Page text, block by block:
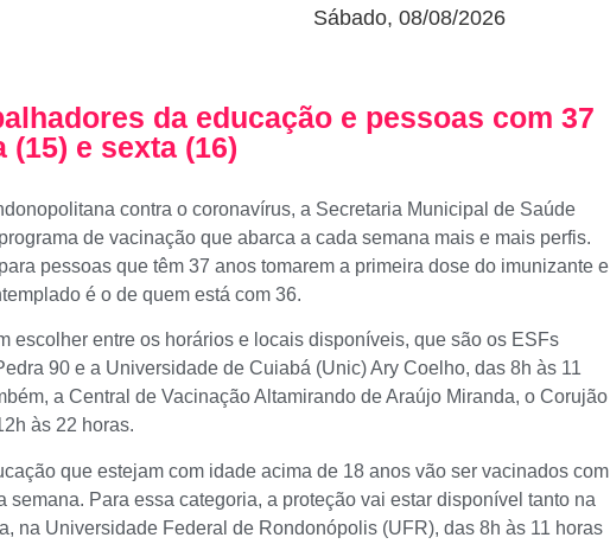
Sábado, 08/08/2026
da educação e pessoas com 37
(15) e sexta (16)
contra o coronavírus, a Secretaria Municipal de Saúde
de vacinação que abarca a cada semana mais e mais perfis.
pessoas que têm 37 anos tomarem a primeira dose do imunizante e
é o de quem está com 36.
escolher entre os horários e locais disponíveis, que são os ESFs
90 e a Universidade de Cuiabá (Unic) Ary Coelho, das 8h às 11
a Central de Vacinação Altamirando de Araújo Miranda, o Corujão
às 22 horas.
que estejam com idade acima de 18 anos vão ser vacinados com
semana. Para essa categoria, a proteção vai estar disponível tanto na
na Universidade Federal de Rondonópolis (UFR), das 8h às 11 horas